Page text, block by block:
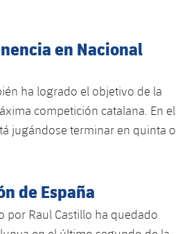
en Nacional
ha logrado el objetivo de la
competición catalana. En el
jugándose terminar en quinta o
de España
por Raul Castillo ha quedado